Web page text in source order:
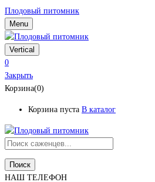
Плодовый питомник
Menu
Vertical
0
Закрыть
Корзина(0)
Корзина пуста В каталог
Поиск
НАШ ТЕЛЕФОН